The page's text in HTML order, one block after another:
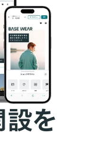
設を